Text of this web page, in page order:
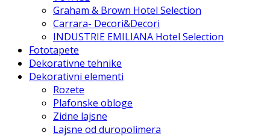
Graham & Brown Hotel Selection
Carrara- Decori&Decori
INDUSTRIE EMILIANA Hotel Selection
Fototapete
Dekorativne tehnike
Dekorativni elementi
Rozete
Plafonske obloge
Zidne lajsne
Lajsne od duropolimera